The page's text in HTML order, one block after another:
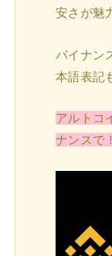
安さが魅
バイナン
本語表記
アルトコ
ナンス